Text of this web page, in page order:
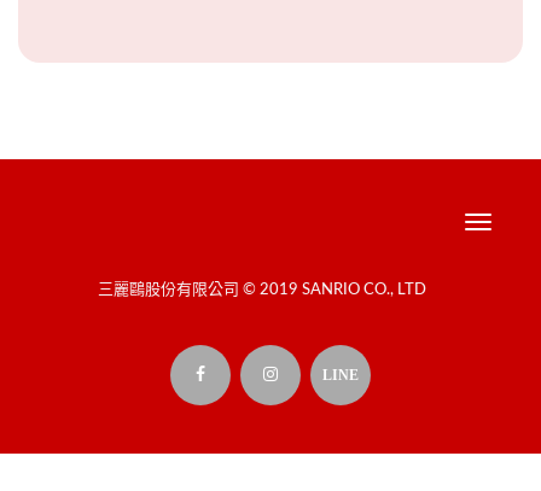
Toggle
三麗鷗股份有限公司 © 2019 SANRIO CO., LTD